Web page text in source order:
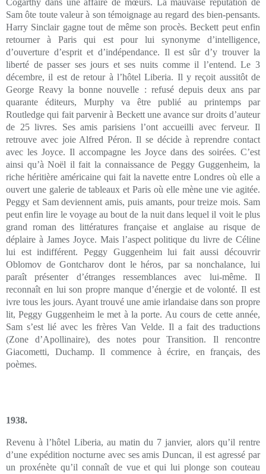
Cogarthy dans une affaire de mœurs. La mauvaise réputation de
Sam ôte toute valeur à son témoignage au regard des bien-pensants.
Harry Sinclair gagne tout de même son procès. Beckett peut enfin
retourner à Paris qui est pour lui synonyme d’intelligence,
d’ouverture d’esprit et d’indépendance. Il est sûr d’y trouver la
liberté de passer ses jours et ses nuits comme il l’entend. Le 3
décembre, il est de retour à l’hôtel Liberia. Il y reçoit aussitôt de
George Reavy la bonne nouvelle : refusé depuis deux ans par
quarante éditeurs, Murphy va être publié au printemps par
Routledge qui fait parvenir à Beckett une avance sur droits d’auteur
de 25 livres. Ses amis parisiens l’ont accueilli avec ferveur. Il
retrouve avec joie Alfred Péron. Il se décide à reprendre contact
avec les Joyce. Il accompagne les Joyce dans des soirées. C’est
ainsi qu’à Noël il fait la connaissance de Peggy Guggenheim, la
riche héritière américaine qui fait la navette entre Londres où elle a
ouvert une galerie de tableaux et Paris où elle mène une vie agitée.
Peggy et Sam deviennent amis, puis amants, pour treize mois. Sam
peut enfin lire le voyage au bout de la nuit dans lequel il voit le plus
grand roman des littératures française et anglaise au risque de
déplaire à James Joyce. Mais l’aspect politique du livre de Céline
lui est indifférent. Peggy Guggenheim lui fait aussi découvrir
Oblomov de Gontcharov dont le héros, par sa nonchalance, lui
paraît présenter d’étranges ressemblances avec lui-même. Il
reconnaît en lui son propre manque d’énergie et de volonté. Il est
ivre tous les jours. Ayant trouvé une amie irlandaise dans son propre
lit, Peggy Guggenheim le met à la porte. Au cours de cette année,
Sam s’est lié avec les frères Van Velde. Il a fait des traductions
(Zone d’Apollinaire), des notes pour Transition. Il rencontre
Giacometti, Duchamp. Il commence à écrire, en français, des
poèmes.
1938.
Revenu à l’hôtel Liberia, au matin du 7 janvier, alors qu’il rentre
d’une expédition nocturne avec ses amis Duncan, il est agressé par
un proxénète qu’il connaît de vue et qui lui plonge son couteau